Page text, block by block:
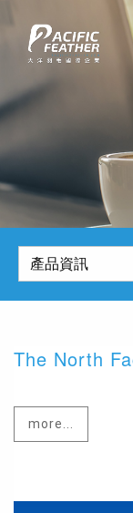
The North
more...